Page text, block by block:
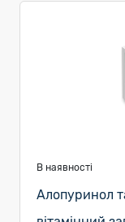
В наявності
Алопуринол